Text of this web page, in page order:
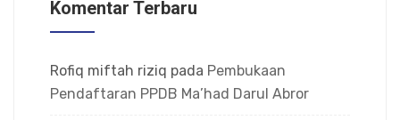
Komentar Terbaru
Rofiq miftah riziq pada Pembukaan
Pendaftaran PPDB Ma’had Darul Abror